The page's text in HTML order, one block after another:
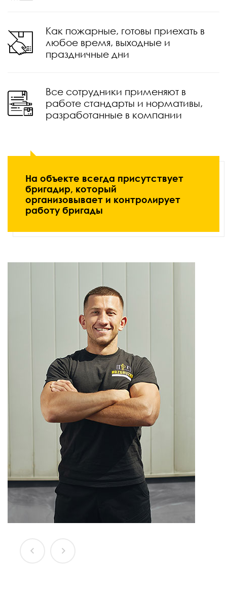
Как пожарные, готовы приехать в
любое время, выходные и
праздничные дни
Все сотрудники применяют в
работе стандарты и нормативы,
разработанные в компании
На объекте всегда присутствует
бригадир, который
организовывает и контролирует
работу бригады